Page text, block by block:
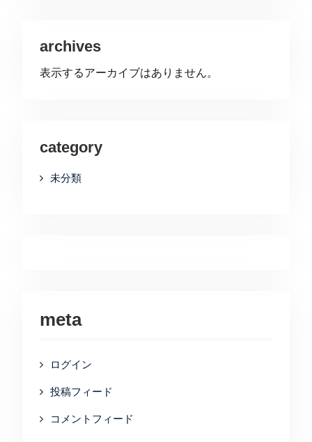
archives
表示するアーカイブはありません。
category
未分類
meta
ログイン
投稿フィード
コメントフィード